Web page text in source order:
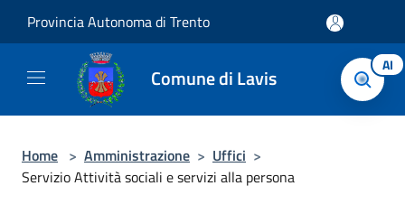
Provincia Autonoma di Trento
Comune di Lavis AI
Home > Amministrazione > Uffici >
Servizio Attività sociali e servizi alla persona